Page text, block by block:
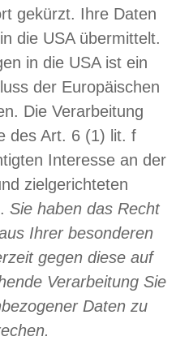
gekürzt. Ihre Daten
die USA übermittelt.
in die USA ist ein
der Europäischen
Die Verarbeitung
des Art. 6 (1) lit. f
Interesse an der
zielgerichteten
Sie haben das Recht
Ihrer besonderen
gegen diese auf
Verarbeitung Sie
Daten zu